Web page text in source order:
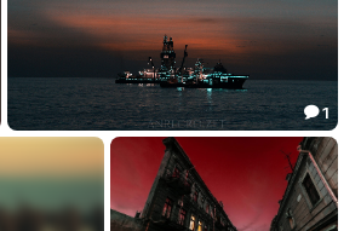
Oil Field Morning...
 1